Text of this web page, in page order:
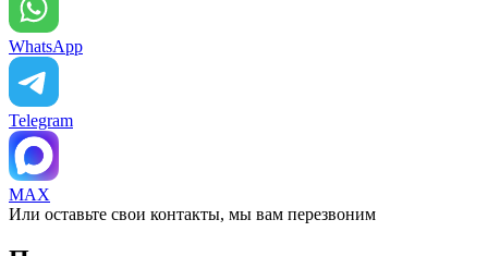
WhatsApp
Telegram
MAX
Или оставьте свои контакты, мы вам перезвоним